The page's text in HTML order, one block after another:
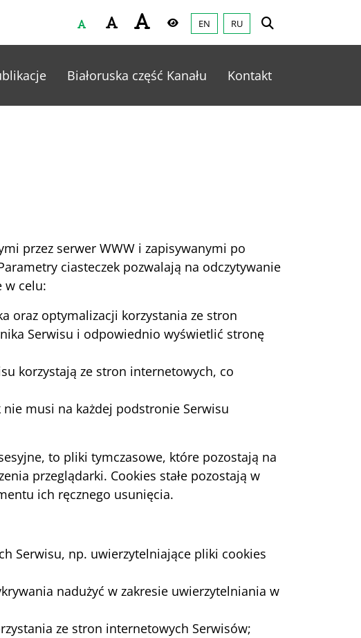
CzcionkaWysoki kontrast
EN RU
Białoruska część Kanału Kontakt
przez serwer WWW i zapisywanymi po
ciasteczek pozwalają na odczytywanie
w celu:
oraz optymalizacji korzystania ze stron
Serwisu i odpowiednio wyświetlić stronę
korzystają ze stron internetowych, co
musi na każdej podstronie Serwisu
to pliki tymczasowe, które pozostają na
przeglądarki. Cookies stałe pozostają w
ich ręcznego usunięcia.
Serwisu, np. uwierzytelniające pliki cookies
nadużyć w zakresie uwierzytelniania w
ze stron internetowych Serwisów;